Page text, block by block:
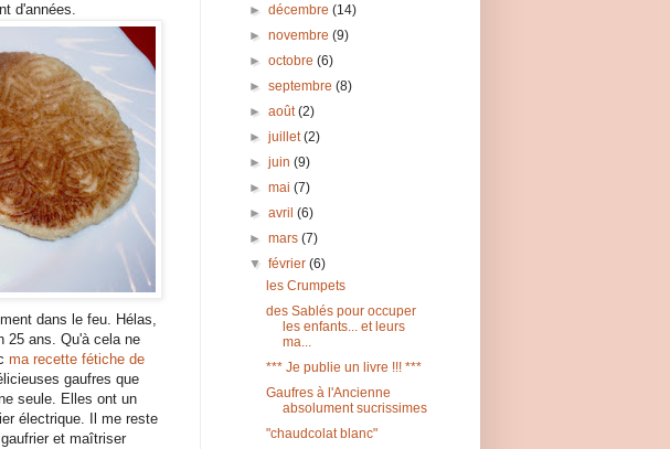
d'années.
dans le feu. Hélas,
25 ans. Qu'à cela ne
ma recette fétiche de
gaufres que
seule. Elles ont un
électrique. Il me reste
et maîtriser
►décembre(14)
►novembre(9)
►octobre(6)
►septembre(8)
►août(2)
►juillet(2)
►juin(9)
►mai(7)
►avril(6)
►mars(7)
▼février(6)
les Crumpets
des Sablés pour occuper
les enfants... et leurs
ma...
*** Je publie un livre !!! ***
Gaufres à l'Ancienne
absolument sucrissimes
"chaudcolat blanc"